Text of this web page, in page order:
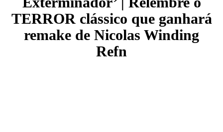
TERROR clássico que ganhará
remake de Nicolas Winding
Refn